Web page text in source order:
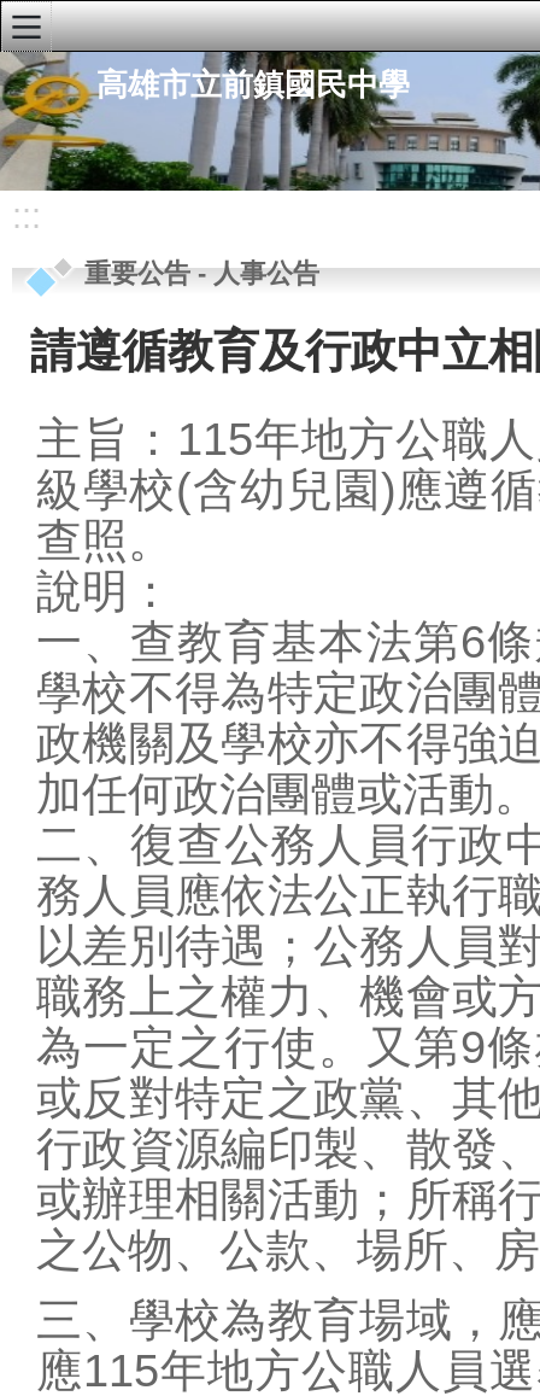
高雄市立前鎮國民中學
:::
學校首頁
學校簡介
重要公告
研習公告
學生公告
榮譽榜
人事公告
行政單位
快速連結
學校行事曆
資訊入口網
預約系統
報修系統
教學載具認證管理
捐款收支公告
教學資源
原網站(限校內)
教師數位資源網
全國教師進修網
學習扶助平台
教職員mail
校務相關
課程計劃
教學正常化
公開授課公告
校外人士協助教學
活動
:::
重要公告-人事公告
請遵循教育及行政中立
主旨：115年地方公職
級學校(含幼兒園)應遵
查照。
說明：
一、查教育基本法第6
學校不得為特定政治團
政機關及學校亦不得強
加任何政治團體或活動
二、復查公務人員行政
務人員應依法公正執行
以差別待遇；公務人員
職務上之權力、機會或
為一定之行使。又第9
或反對特定之政黨、其
行政資源編印製、 散發
或辦理相關活動；所稱
之公物、公款、場所、
三、學校為教育場域，
應115年地方公職人員